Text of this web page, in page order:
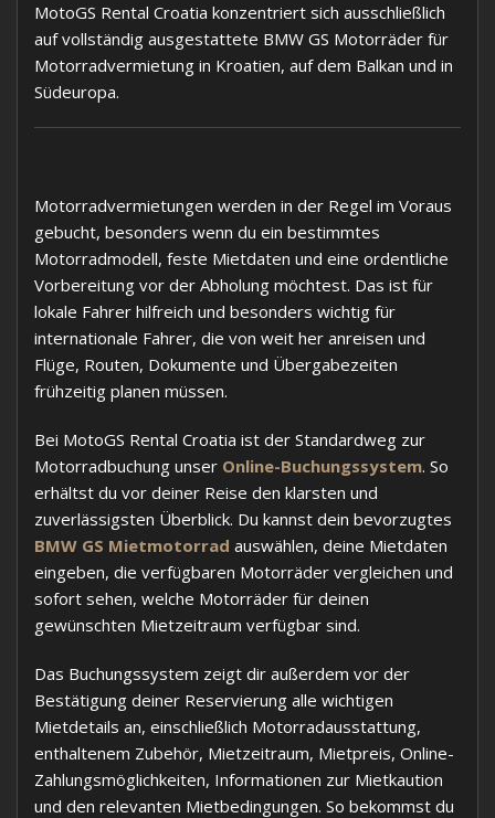
MotoGS Rental Croatia konzentriert sich ausschließlich
auf vollständig ausgestattete BMW GS Motorräder für
Motorradvermietung in Kroatien, auf dem Balkan und in
Südeuropa.
Motorradvermietungen werden in der Regel im Voraus
gebucht, besonders wenn du ein bestimmtes
Motorradmodell, feste Mietdaten und eine ordentliche
Vorbereitung vor der Abholung möchtest. Das ist für
lokale Fahrer hilfreich und besonders wichtig für
internationale Fahrer, die von weit her anreisen und
Flüge, Routen, Dokumente und Übergabezeiten
frühzeitig planen müssen.
Bei MotoGS Rental Croatia ist der Standardweg zur
Motorradbuchung unser Online-Buchungssystem. So
erhältst du vor deiner Reise den klarsten und
zuverlässigsten Überblick. Du kannst dein bevorzugtes
BMW GS Mietmotorrad auswählen, deine Mietdaten
eingeben, die verfügbaren Motorräder vergleichen und
sofort sehen, welche Motorräder für deinen
gewünschten Mietzeitraum verfügbar sind.
Das Buchungssystem zeigt dir außerdem vor der
Bestätigung deiner Reservierung alle wichtigen
Mietdetails an, einschließlich Motorradausstattung,
enthaltenem Zubehör, Mietzeitraum, Mietpreis, Online-
Zahlungsmöglichkeiten, Informationen zur Mietkaution
und den relevanten Mietbedingungen. So bekommst du